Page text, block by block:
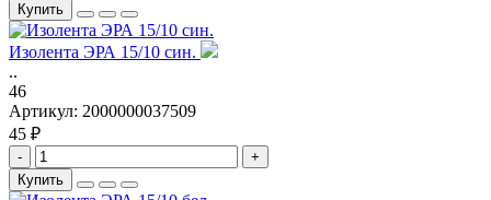
Купить
Изолента ЭРА 15/10 син.
..
46
Артикул: 2000000037509
45 ₽
-
+
Купить